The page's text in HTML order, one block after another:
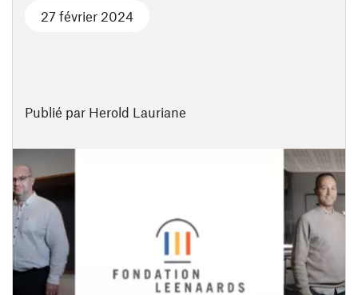
Publié par Herold Lauriane
27 février 2024